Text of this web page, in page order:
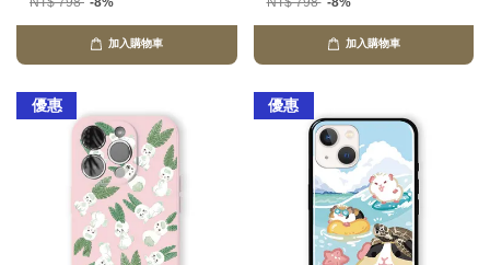
加入購物車 加入購物車
優惠 優惠